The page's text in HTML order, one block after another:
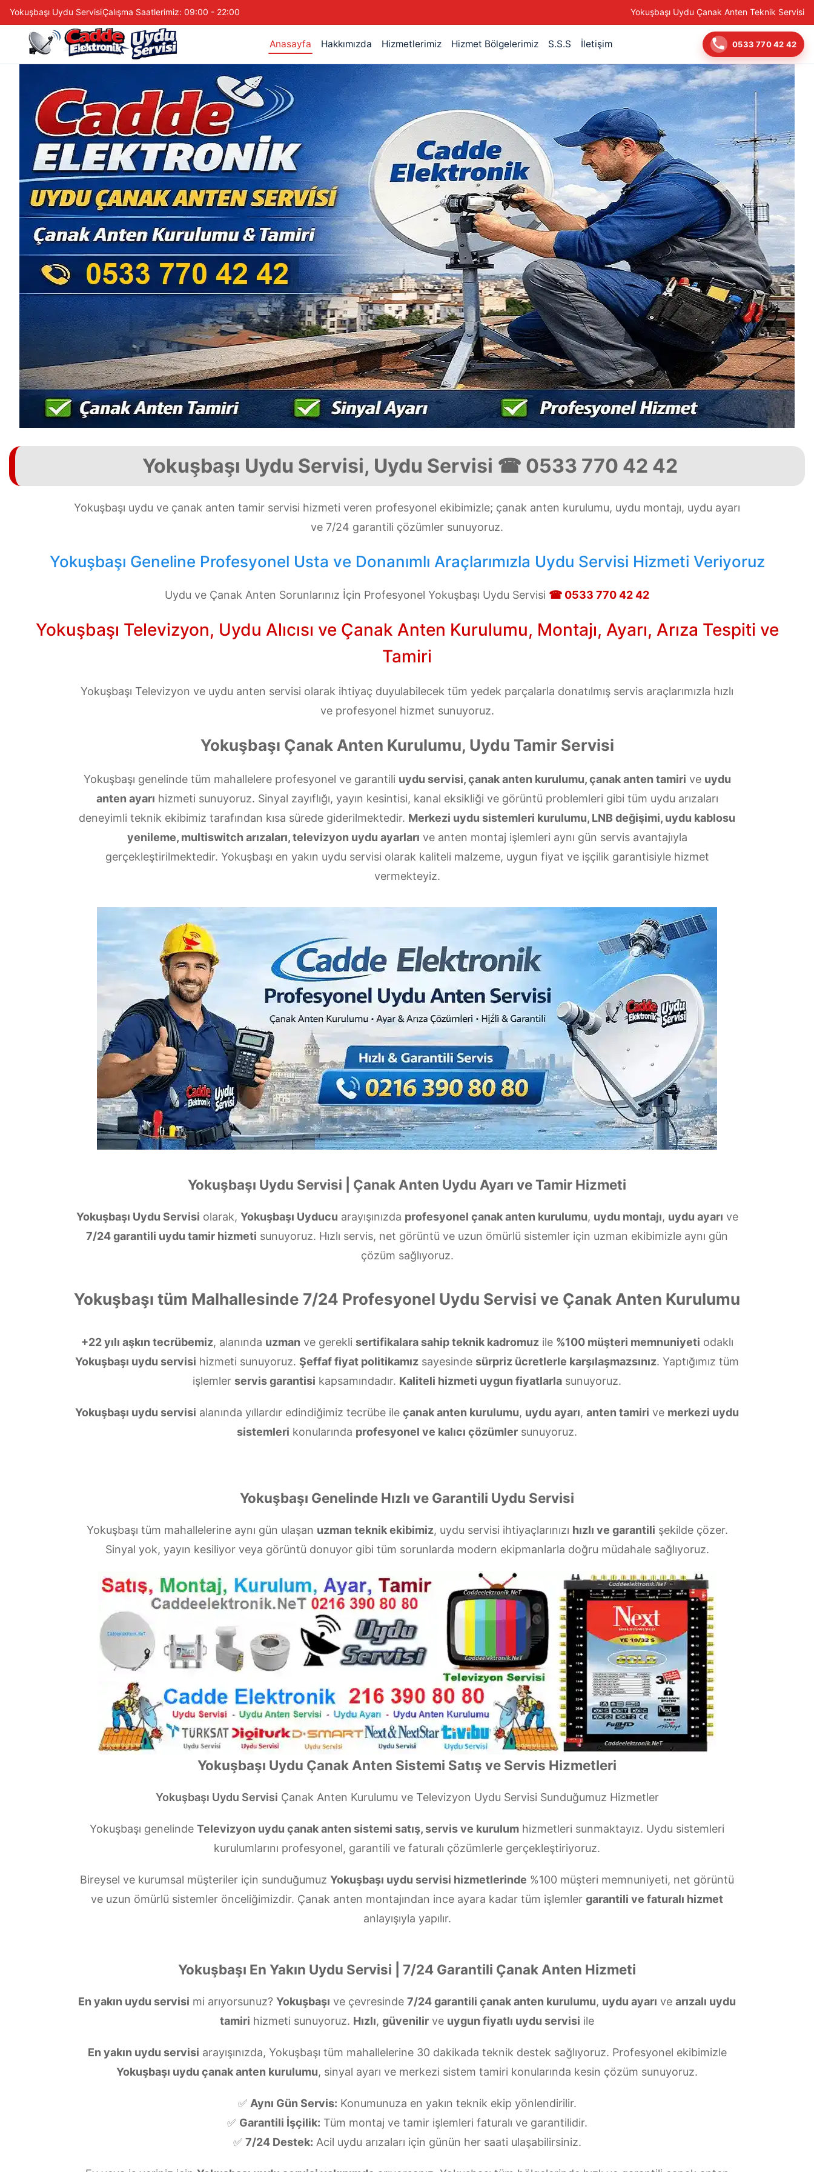
Yokuşbaşı Uydu ServisiÇalışma Saatlerimiz: 09:00 - 22:00 Yokuşbaşı Uydu Çanak Anten Teknik Servisi
Anasayfa Hakkımızda Hizmetlerimiz Hizmet Bölgelerimiz S.S.S İletişim 0533 770 42 42
Yokuşbaşı Uydu Servisi, Uydu Servisi ☎ 0533 770 42 42
Yokuşbaşı uydu ve çanak anten tamir servisi hizmeti veren profesyonel ekibimizle; çanak anten kurulumu, uydu montajı, uydu ayarı
ve 7/24 garantili çözümler sunuyoruz.
Yokuşbaşı Geneline Profesyonel Usta ve Donanımlı Araçlarımızla Uydu Servisi Hizmeti Veriyoruz
Uydu ve Çanak Anten Sorunlarınız İçin Profesyonel Yokuşbaşı Uydu Servisi ☎ 0533 770 42 42
Yokuşbaşı Televizyon, Uydu Alıcısı ve Çanak Anten Kurulumu, Montajı, Ayarı, Arıza Tespiti ve
Tamiri
Yokuşbaşı Televizyon ve uydu anten servisi olarak ihtiyaç duyulabilecek tüm yedek parçalarla donatılmış servis araçlarımızla hızlı
ve profesyonel hizmet sunuyoruz.
Yokuşbaşı Çanak Anten Kurulumu, Uydu Tamir Servisi
Yokuşbaşı genelinde tüm mahallelere profesyonel ve garantili uydu servisi, çanak anten kurulumu, çanak anten tamiri ve uydu
anten ayarı hizmeti sunuyoruz. Sinyal zayıflığı, yayın kesintisi, kanal eksikliği ve görüntü problemleri gibi tüm uydu arızaları
deneyimli teknik ekibimiz tarafından kısa sürede giderilmektedir. Merkezi uydu sistemleri kurulumu, LNB değişimi, uydu kablosu
yenileme, multiswitch arızaları, televizyon uydu ayarları ve anten montaj işlemleri aynı gün servis avantajıyla
gerçekleştirilmektedir. Yokuşbaşı en yakın uydu servisi olarak kaliteli malzeme, uygun fiyat ve işçilik garantisiyle hizmet
vermekteyiz.
Yokuşbaşı Uydu Servisi | Çanak Anten Uydu Ayarı ve Tamir Hizmeti
Yokuşbaşı Uydu Servisi olarak, Yokuşbaşı Uyducu arayışınızda profesyonel çanak anten kurulumu, uydu montajı, uydu ayarı ve
7/24 garantili uydu tamir hizmeti sunuyoruz. Hızlı servis, net görüntü ve uzun ömürlü sistemler için uzman ekibimizle aynı gün
çözüm sağlıyoruz.
Yokuşbaşı tüm Malhallesinde 7/24 Profesyonel Uydu Servisi ve Çanak Anten Kurulumu
+22 yılı aşkın tecrübemiz, alanında uzman ve gerekli sertifikalara sahip teknik kadromuzile %100 müşteri memnuniyeti odaklı
Yokuşbaşı uydu servisi hizmeti sunuyoruz. Şeffaf fiyat politikamız sayesinde sürpriz ücretlerle karşılaşmazsınız. Yaptığımız tüm
işlemler servis garantisi kapsamındadır. Kaliteli hizmeti uygun fiyatlarla sunuyoruz.
Yokuşbaşı uydu servisi alanında yıllardır edindiğimiz tecrübe ile çanak anten kurulumu, uydu ayarı, anten tamiri ve merkezi uydu
sistemleri konularında profesyonel ve kalıcı çözümler sunuyoruz.
Yokuşbaşı Genelinde Hızlı ve Garantili Uydu Servisi
Yokuşbaşı tüm mahallelerine aynı gün ulaşan uzman teknik ekibimiz, uydu servisi ihtiyaçlarınızı hızlı ve garantili şekilde çözer.
Sinyal yok, yayın kesiliyor veya görüntü donuyor gibi tüm sorunlarda modern ekipmanlarla doğru müdahale sağlıyoruz.
Yokuşbaşı Uydu Çanak Anten Sistemi Satış ve Servis Hizmetleri
Yokuşbaşı Uydu Servisi Çanak Anten Kurulumu ve Televizyon Uydu Servisi Sunduğumuz Hizmetler
Yokuşbaşı genelinde Televizyon uydu çanak anten sistemi satış, servis ve kurulum hizmetleri sunmaktayız. Uydu sistemleri
kurulumlarını profesyonel, garantili ve faturalı çözümlerle gerçekleştiriyoruz.
Bireysel ve kurumsal müşteriler için sunduğumuz Yokuşbaşı uydu servisi hizmetlerinde %100 müşteri memnuniyeti, net görüntü
ve uzun ömürlü sistemler önceliğimizdir. Çanak anten montajından ince ayara kadar tüm işlemler garantili ve faturalı hizmet
anlayışıyla yapılır.
Yokuşbaşı En Yakın Uydu Servisi | 7/24 Garantili Çanak Anten Hizmeti
En yakın uydu servisi mi arıyorsunuz? Yokuşbaşı ve çevresinde 7/24 garantili çanak anten kurulumu, uydu ayarı ve arızalı uydu
tamiri hizmeti sunuyoruz. Hızlı, güvenilir ve uygun fiyatlı uydu servisi ile
En yakın uydu servisi arayışınızda, Yokuşbaşı tüm mahallelerine 30 dakikada teknik destek sağlıyoruz. Profesyonel ekibimizle
Yokuşbaşı uydu çanak anten kurulumu, sinyal ayarı ve merkezi sistem tamiri konularında kesin çözüm sunuyoruz.
✅ Aynı Gün Servis: Konumunuza en yakın teknik ekip yönlendirilir.
✅ Garantili İşçilik: Tüm montaj ve tamir işlemleri faturalı ve garantilidir.
✅ 7/24 Destek: Acil uydu arızaları için günün her saati ulaşabilirsiniz.